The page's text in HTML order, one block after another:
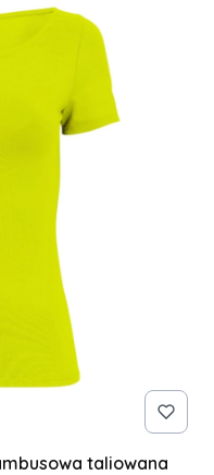
taliowana